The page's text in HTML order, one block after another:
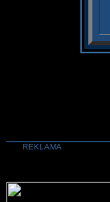
REKLAMA